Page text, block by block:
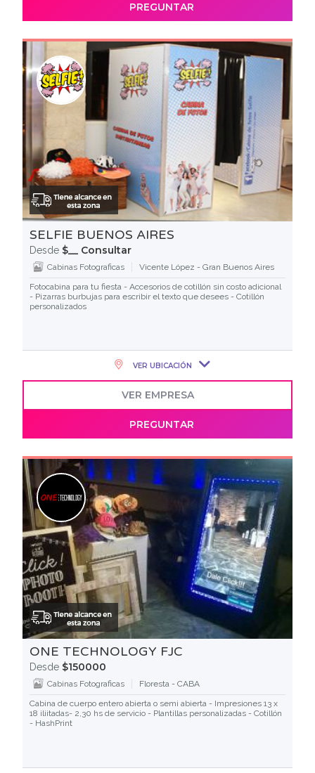
PREGUNTAR
SELFIE BUENOS AIRES
Desde $__ Consultar
Cabinas Fotograficas
Vicente López - Gran Buenos Aires
Fotocabina para tu fiesta - Accesorios de cotillón sin costo adicional
- Pizarras burbujas para escribir el texto que desees - Cotillón
personalizados
VER UBICACIÓN
VER EMPRESA
PREGUNTAR
ONE TECHNOLOGY FJC
Desde $150000
Cabinas Fotograficas
Floresta - CABA
Cabina de cuerpo entero abierta o semi abierta - Impresiones 13 x
18 iliitadas- 2,30 hs de servicio - Plantillas personalizadas - Cotillón
- HashPrint